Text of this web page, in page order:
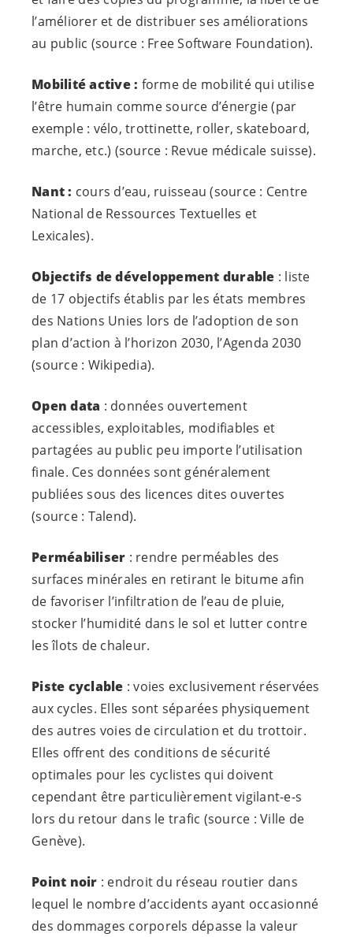
l’améliorer et de distribuer ses améliorations
au public (source : Free Software Foundation).
Mobilité active : forme de mobilité qui utilise
l’être humain comme source d’énergie (par
exemple : vélo, trottinette, roller, skateboard,
marche, etc.) (source : Revue médicale suisse).
Nant : cours d’eau, ruisseau (source : Centre
National de Ressources Textuelles et
Lexicales).
Objectifs de développement durable : liste
de 17 objectifs établis par les états membres
des Nations Unies lors de l’adoption de son
plan d’action à l’horizon 2030, l’Agenda 2030
(source : Wikipedia).
Open data : données ouvertement
accessibles, exploitables, modifiables et
partagées au public peu importe l’utilisation
finale. Ces données sont généralement
publiées sous des licences dites ouvertes
(source : Talend).
Perméabiliser : rendre perméables des
surfaces minérales en retirant le bitume afin
de favoriser l’infiltration de l’eau de pluie,
stocker l’humidité dans le sol et lutter contre
les îlots de chaleur.
Piste cyclable : voies exclusivement réservées
aux cycles. Elles sont séparées physiquement
des autres voies de circulation et du trottoir.
Elles offrent des conditions de sécurité
optimales pour les cyclistes qui doivent
cependant être particulièrementvigilant-e-s
lors du retour dans le trafic (source : Ville de
Genève).
Point noir : endroit du réseau routier dans
lequel le nombre d’accidents ayant occasionné
des dommages corporels dépasse la valeur